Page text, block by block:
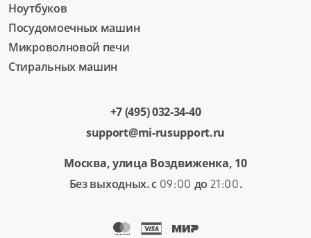
Ноутбуков
Посудомоечных машин
Микроволновой печи
Стиральных машин
+7 (495) 032-34-40
support@mi-rusupport.ru
Москва, улица Воздвиженка, 10
Без выходных. с 09:00 до 21:00.